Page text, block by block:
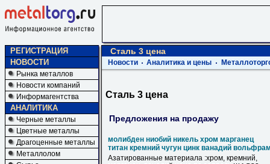
РЕГИСТРАЦИЯ
НОВОСТИ
Рынка металлов
Новости компаний
Информагентства
АНАЛИТИКА
Черные металлы
Цветные металлы
Драгоценные металлы
Металлолом
Сталь 3 цена
Новости Аналитика и цены
Сталь 3 цена
Предложения на продажу
молибден ниобий никель хром марганец
титан кремний чугун цинк ванадий
Азатированные материала :хром, кремний,